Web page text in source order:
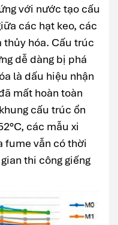
với nước tạo cấu
các hạt keo, các
thủy hóa. Cấu trúc
dễ dàng bị phá
là dấu hiệu nhận
mất hoàn toàn
cấu trúc ổn
các mẫu xi
fume vẫn có thời
thi công giếng